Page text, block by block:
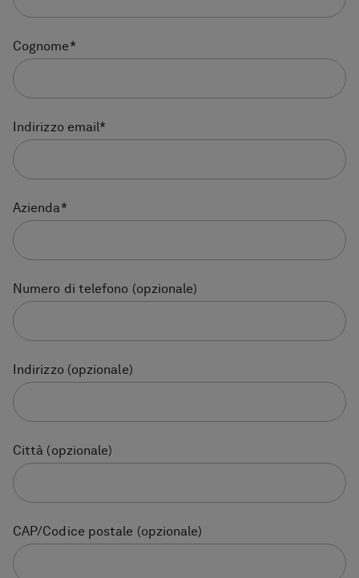
Cognome*
Indirizzo email*
Azienda*
Numero di telefono (opzionale)
Indirizzo(opzionale)
Città (opzionale)
CAP/Codice postale (opzionale)